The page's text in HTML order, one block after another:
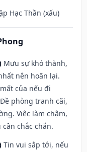
Hạc Thần (xấu)
Mưu sự khó thành,
nên hoãn lại.
của nếu đi
phòng tranh cãi,
Việc làm chậm,
chắc chắn.
Tin vui sắp tới, nếu